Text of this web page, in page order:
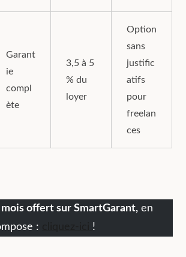
Garant
ie
compl
ète
3,5 à 5
% du
loyer
Option
sans
justific
atifs
pour
freelan
ces
offert sur SmartGarant, en
:
!